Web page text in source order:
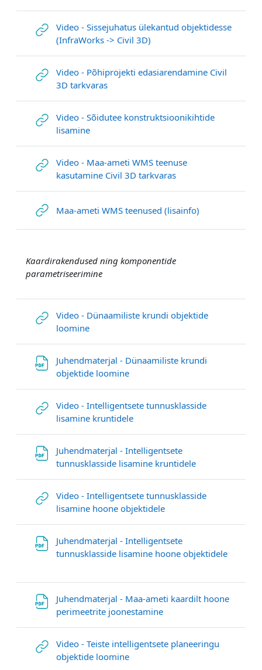
Video - Sissejuhatus ülekantud objektidesse
(InfraWorks -> Civil 3D)
Video - Põhiprojekti edasiarendamine Civil
3D tarkvarasURL
Video - Sõidutee konstruktsioonikihtide
lisamineURL
Video - Maa-ameti WMS teenuse
kasutamine Civil 3D tarkvarasURL
Maa-ameti WMS teenused (lisainfo)
Kaardirakendused ning komponentide
parametriseerimine
Video - Dünaamiliste krundi objektide
loomineURL
Juhendmaterjal - Dünaamiliste krundi
objektide loomine
Video - Intelligentsete tunnusklasside
lisamine kruntideleURL
Juhendmaterjal - Intelligentsete
tunnusklasside lisamine kruntidele
Video - Intelligentsete tunnusklasside
lisamine hoone objektideleURL
Juhendmaterjal - Intelligentsete
tunnusklasside lisamine hoone objektideleFile
Juhendmaterjal - Maa-ameti kaardilt hoone
perimeetrite joonestamine
Video - Teiste intelligentsete planeeringu
objektide loomineURL